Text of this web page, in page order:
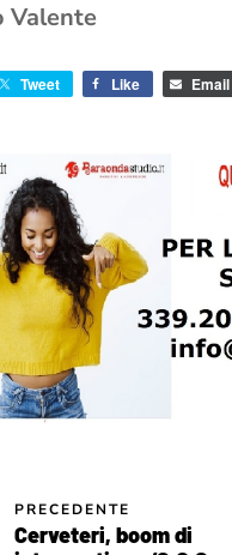
Valente
Tweet Like Email
PRECEDENTE
Cerveteri, boom di